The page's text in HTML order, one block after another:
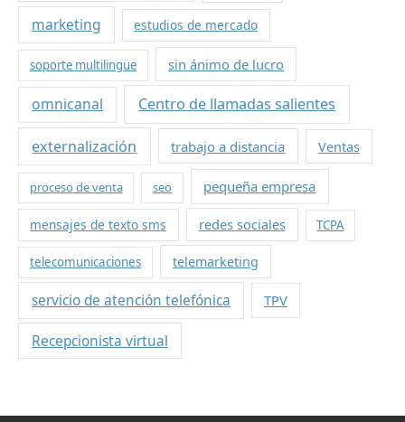
marketing estudios de mercado
soporte multilingüe sin ánimo de lucro
omnicanal Centro de llamadas salientes
externalización trabajo a distancia Ventas
proceso de venta seo pequeña empresa
mensajes de texto sms redes sociales TCPA
telecomunicaciones telemarketing
servicio de atención telefónica TPV
Recepcionista virtual